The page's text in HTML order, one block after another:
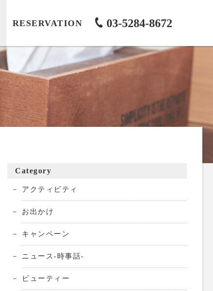
RESERVATION 03-5284-8672
Category
アクティビティ
お出かけ
キャンペーン
ニュース-時事話-
ビューティー